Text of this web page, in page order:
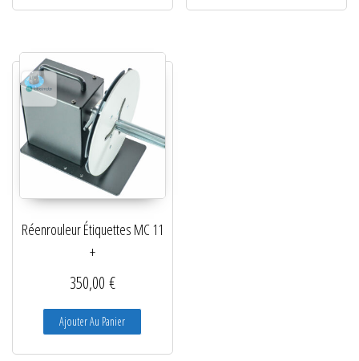
Réenrouleur Étiquettes MC 11
+
350,00 €
Ajouter Au Panier